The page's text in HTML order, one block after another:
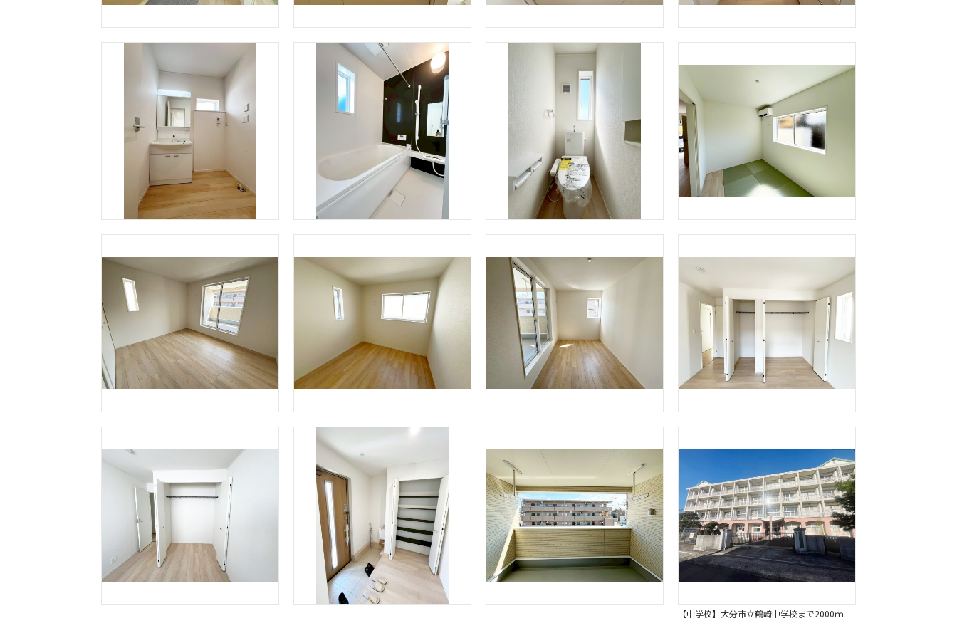
【中学校】大分市立鶴崎中学校まで2000ｍ